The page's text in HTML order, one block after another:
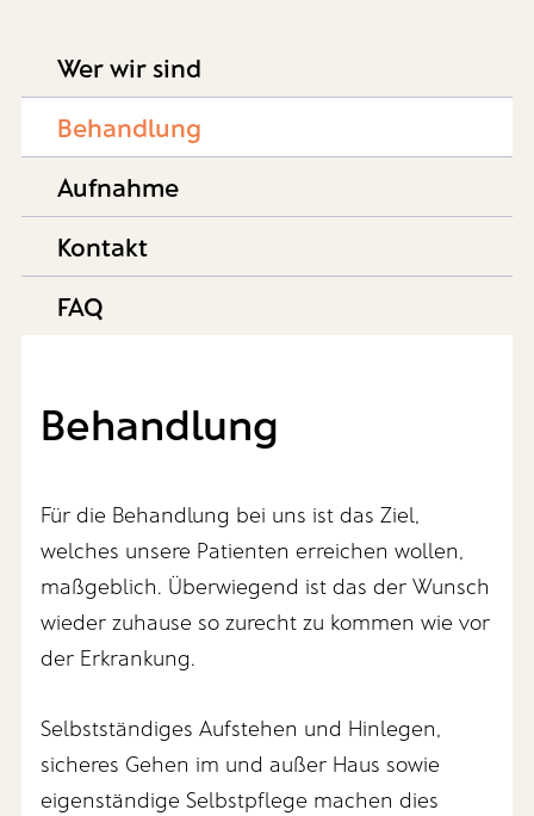
Wer wir sind
Behandlung
Aufnahme
Kontakt
FAQ
Behandlung
Für die Behandlung bei uns ist das Ziel,
welches unsere Patienten erreichen wollen,
maßgeblich. Überwiegend ist das der Wunsch
wieder zuhause so zurecht zu kommen wie vor
der Erkrankung.
Selbstständiges Aufstehen und Hinlegen,
sicheres Gehen im und außer Haus sowie
eigenständige Selbstpflege machen dies